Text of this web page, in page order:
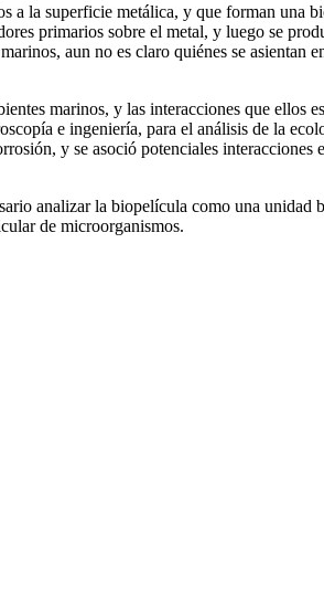
la superficie metálica, y que forman una
primarios sobre el metal, y luego se
aun no es claro quiénes se asientan
marinos, y las interacciones que ellos
e ingeniería, para el análisis de la
y se asoció potenciales interacciones
analizar la biopelícula como una
de microorganismos.